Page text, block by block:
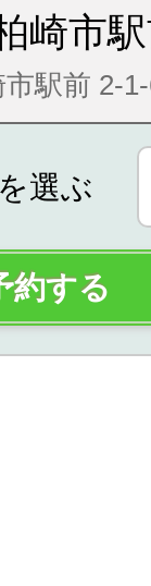
崎市
駅前 2-
選ぶ
約する